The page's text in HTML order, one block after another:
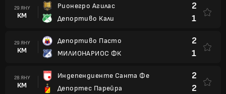
29 ЯНУ
КМ
Рионегро Агилас
Депортиво Кали
2
1
29 ЯНУ
КМ
Депортиво Пасто
МИЛИОНАРИОС ФК
2
1
28 ЯНУ
КМ
Индепендиенте Санта Фе
Депортес Парейра
2
2